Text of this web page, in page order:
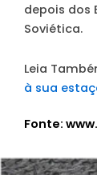
depois dos
Soviética.
Leia
à sua
Fonte: